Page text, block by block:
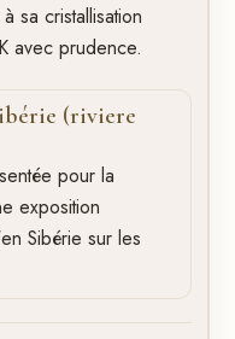
sa cristallisation
avec prudence.
(riviere
pour la
exposition
Sibérie sur les